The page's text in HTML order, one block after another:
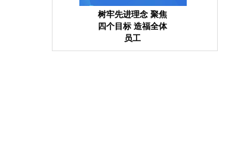
树牢先进理念 聚焦
四个目标 造福全体
员工